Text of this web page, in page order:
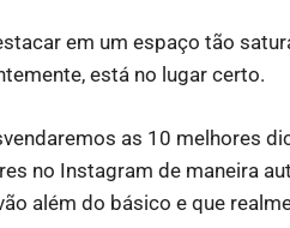
em um espaço tão
está no lugar certo.
as 10 melhores
no Instagram de maneira
além do básico e que